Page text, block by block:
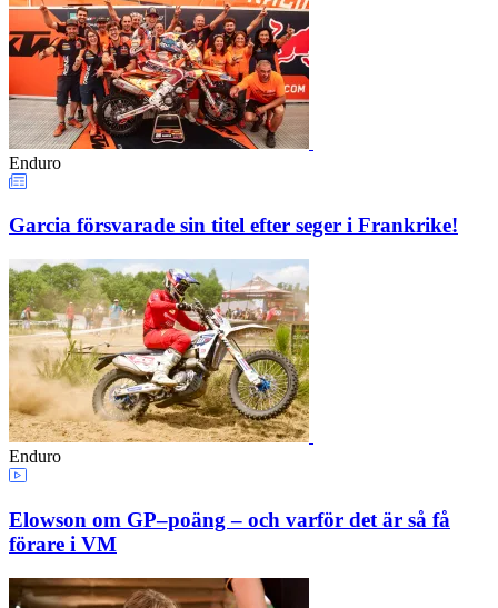
Enduro
Garcia försvarade sin titel efter seger i Frankrike!
Enduro
Elowson om GP–poäng – och varför det är så få
förare i VM